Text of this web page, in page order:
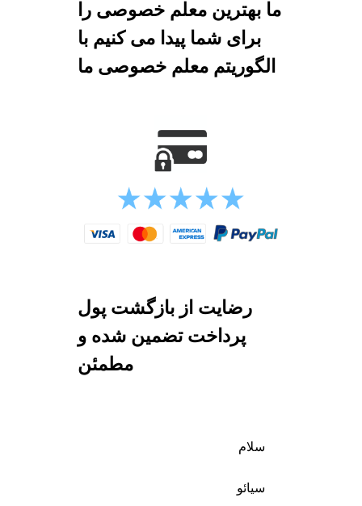
ما بهترین معلم خصوصی را
برای شما پیدا می کنیم با
الگوریتم معلم خصوصی ما
رضایت از بازگشت پول
پرداخت تضمین شده و
مطمئن
سلام
سیائو